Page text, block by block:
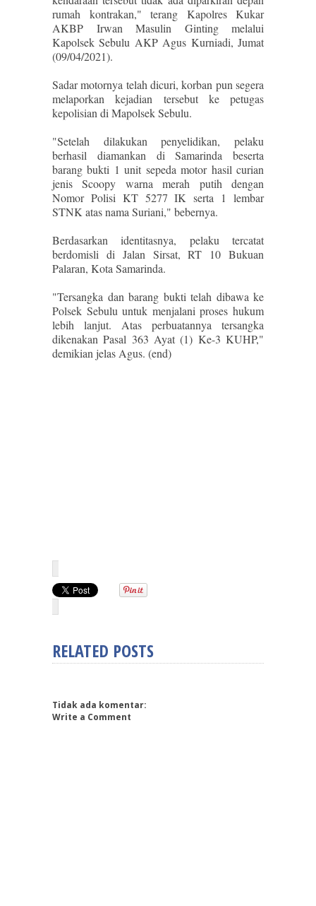
rumah kontrakan," terang Kapolres Kukar
AKBP Irwan Masulin Ginting melalui
Kapolsek Sebulu AKP Agus Kurniadi, Jumat
(09/04/2021).
Sadar motornya telah dicuri, korban pun segera
melaporkan kejadian tersebut ke petugas
kepolisian di Mapolsek Sebulu.
"Setelah dilakukan penyelidikan, pelaku
berhasil diamankan di Samarinda beserta
barang bukti 1 unit sepeda motor hasil curian
jenis Scoopy warna merah putih dengan
Nomor Polisi KT 5277 IK serta 1 lembar
STNK atas nama Suriani," bebernya.
Berdasarkan identitasnya, pelaku tercatat
berdomisli di Jalan Sirsat, RT 10 Bukuan
Palaran, Kota Samarinda.
"Tersangka dan barang bukti telah dibawa ke
Polsek Sebulu untuk menjalani proses hukum
lebih lanjut. Atas perbuatannya tersangka
dikenakan Pasal 363 Ayat (1) Ke-3 KUHP,"
demikian jelas Agus. (end)
RELATED POSTS
Tidak ada komentar:
Write a Comment